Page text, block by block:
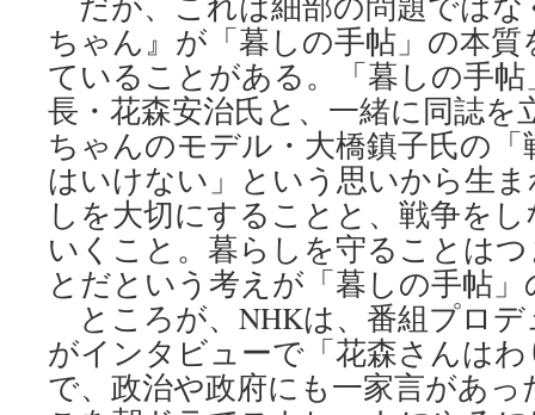
ちゃん』が「暮しの手帖」の本
ていることがある。「暮しの手
長・花森安治氏と、一緒に同誌を
ちゃんのモデル・大橋鎮子氏の
はいけない」という思いから生
しを大切にすることと、戦争を
いくこと。暮らしを守ることは
とだという考えが「暮しの手帖
ところが、NHKは、番組プロデ
がインタビューで「花森さんは
で、政治や政府にも一家言があ